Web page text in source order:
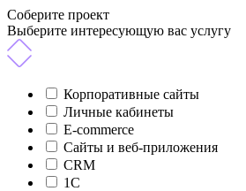
Соберите проект
Выберите интересующую вас услугу
Корпоративные сайты
Личные кабинеты
E-commerce
Сайты и веб-приложения
CRM
1C